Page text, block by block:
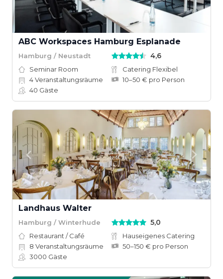
ABC Workspaces Hamburg Esplanade
Hamburg / Neustadt 4,6
Seminar Room
Catering Flexibel
4Veranstaltungsräume
10–50 € pro Person
40 Gäste
Landhaus Walter
Hamburg / Winterhude 5,0
Restaurant / Café
Hauseigenes Catering
8 Veranstaltungsräume
50–150 € pro Person
3000 Gäste